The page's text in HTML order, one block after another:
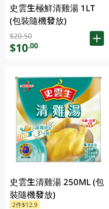
史雲生極鮮清雞湯 1LT
(包裝隨機發放)
$20.50
$10.00
史雲生清雞湯 250ML (包
裝隨機發放)
2件$12.9